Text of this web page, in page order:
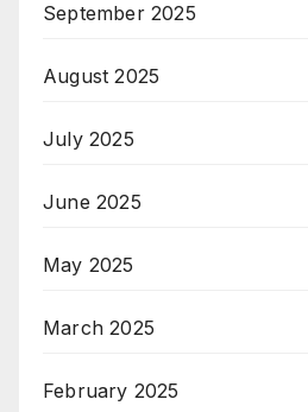
September 2025
August 2025
July 2025
June 2025
May 2025
March 2025
February 2025